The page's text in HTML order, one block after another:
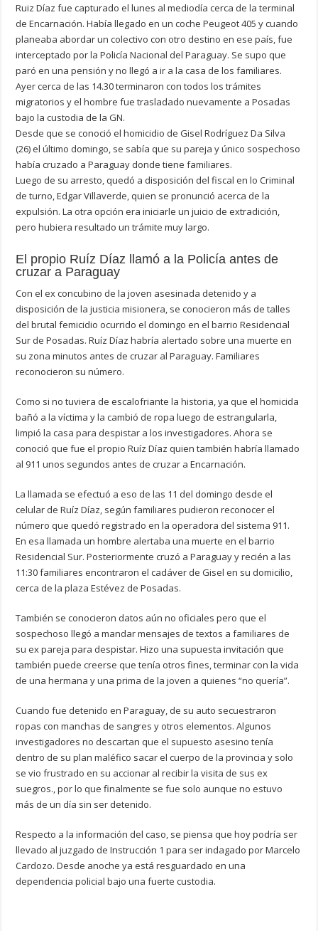
Ruiz Díaz fue capturado el lunes al mediodía cerca de la terminal
de Encarnación. Había llegado en un coche Peugeot 405 y cuando
planeaba abordar un colectivo con otro destino en ese país, fue
interceptado por la Policía Nacional del Paraguay. Se supo que
paró en una pensión y no llegó a ir a la casa de los familiares.
Ayer cerca de las 14.30 terminaron con todos los trámites
migratorios y el hombre fue trasladado nuevamente a Posadas
bajo la custodia de la GN.
Desde que se conoció el homicidio de Gisel Rodríguez Da Silva
(26) el último domingo, se sabía que su pareja y único sospechoso
había cruzado a Paraguay donde tiene familiares.
Luego de su arresto, quedó a disposición del fiscal en lo Criminal
de turno, Edgar Villaverde, quien se pronunció acerca de la
expulsión. La otra opción era iniciarle un juicio de extradición,
pero hubiera resultado un trámite muy largo.
El propio Ruíz Díaz llamó a la Policía antes de
cruzar a Paraguay
Con el ex concubino de la joven asesinada detenido y a
disposición de la justicia misionera, se conocieron más de talles
del brutal femicidio ocurrido el domingo en el barrio Residencial
Sur de Posadas. Ruíz Díaz habría alertado sobre una muerte en
su zona minutos antes de cruzar al Paraguay. Familiares
reconocieron su número.
Como si no tuviera de escalofriante la historia, ya que el homicida
bañó a la víctima y la cambió de ropa luego de estrangularla,
limpió la casa para despistar a los investigadores. Ahora se
conoció que fue el propio Ruíz Díaz quien también habría llamado
al 911 unos segundos antes de cruzar a Encarnación.
La llamada se efectuó a eso de las 11 del domingo desde el
celular de Ruíz Díaz, según familiares pudieron reconocer el
número que quedó registrado en la operadora del sistema 911.
En esa llamada un hombre alertaba una muerte en el barrio
Residencial Sur. Posteriormente cruzó a Paraguay y recién a las
11:30 familiares encontraron el cadáver de Gisel en su domicilio,
cerca de la plaza Estévez de Posadas.
También se conocieron datos aún no oficiales pero que el
sospechoso llegó a mandar mensajes de textos a familiares de
su ex pareja para despistar. Hizo una supuesta invitación que
también puede creerse que tenía otros fines, terminar con la vida
de una hermana y una prima de la joven a quienes “no quería”.
Cuando fue detenido en Paraguay, de su auto secuestraron
ropas con manchas de sangres y otros elementos. Algunos
investigadores no descartan que el supuesto asesino tenía
dentro de su plan maléfico sacar el cuerpo de la provincia y solo
se vio frustrado en su accionar al recibir la visita de sus ex
suegros., por lo que finalmente se fue solo aunque no estuvo
más de un día sin ser detenido.
Respecto a la información del caso, se piensa que hoy podría ser
llevado al juzgado de Instrucción 1 para ser indagado por Marcelo
Cardozo. Desde anoche ya está resguardado en una
dependencia policial bajo una fuerte custodia.